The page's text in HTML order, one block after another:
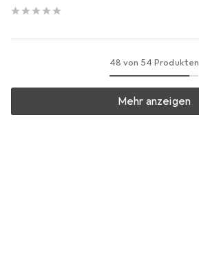
48 von 54 Produkten
Mehr anzeigen